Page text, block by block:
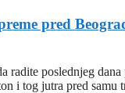
pred
radite poslednjeg dana
i tog jutra pred samu